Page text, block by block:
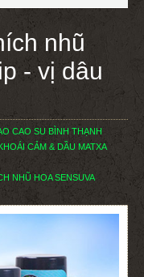
nhũ
- vị dâu
CAO SU BÌNH THẠNH
CẢM & DẦU MATXA
NHŨ HOA SENSUVA